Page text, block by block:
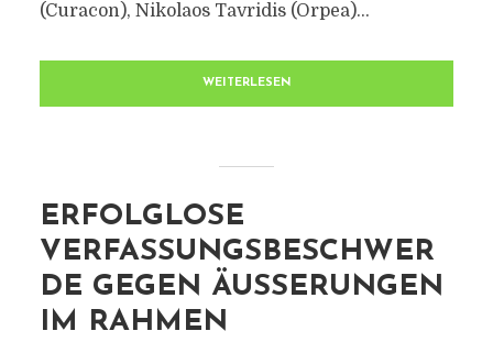
(Curacon), Nikolaos Tavridis (Orpea)...
WEITERLESEN
ERFOLGLOSE
VERFASSUNGSBESCHWER
DE GEGEN ÄUSSERUNGEN I
M RAHMEN K